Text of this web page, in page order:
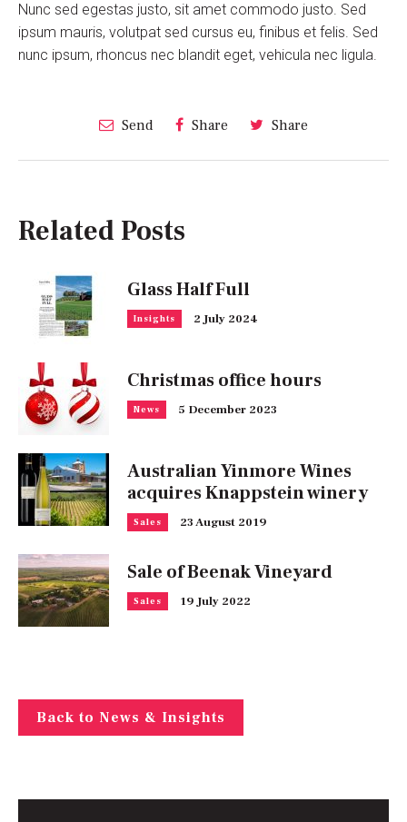
Nunc sed egestas justo, sit amet commodo justo. Sed
ipsum mauris, volutpat sed cursus eu, finibus et felis. Sed
nunc ipsum, rhoncus nec blandit eget, vehicula nec ligula.
Send Share Share
Related Posts
Glass Half Full
Insights 2 July 2024
Christmas office hours
News 5 December 2023
Australian Yinmore Wines
acquires Knappstein winery
Sales 23 August 2019
Sale of Beenak Vineyard
Sales 19 July 2022
Back to News & Insights